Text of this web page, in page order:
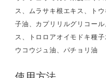
ス、ムラサキ根エキス、ト
子油、カプリリルグリコー
ス、トロロアオイモドキ種
ウコウジュ油、パチョリ油